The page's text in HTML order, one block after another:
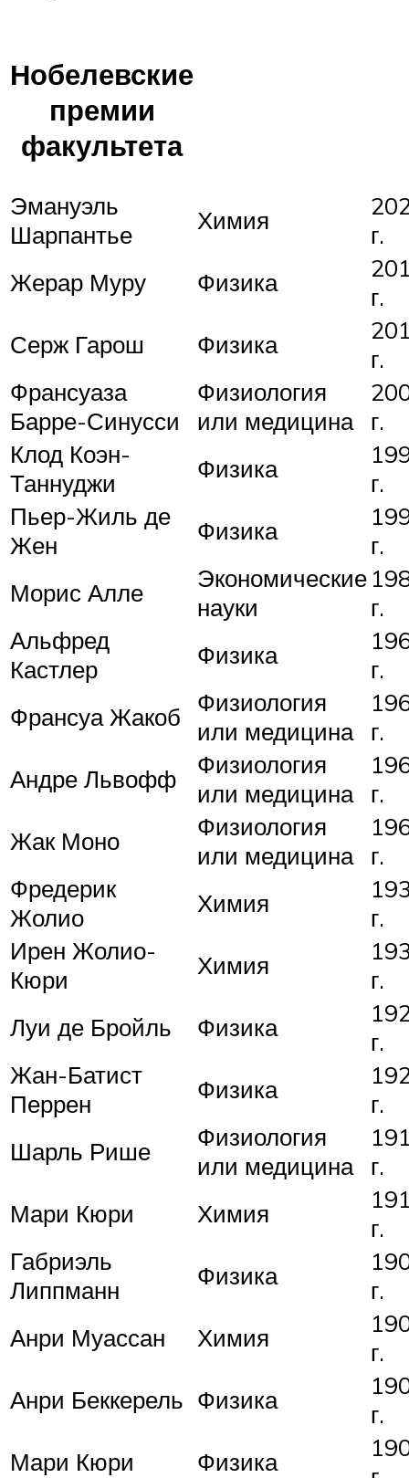
Нобелевские
премии
факультета
Эмануэль
Шарпантье
Химия
г.
Жерар Муру
Физика
г.
Серж Гарош
Физика
г.
Франсуаза
Барре-Синусси
Физиология
или медицина
г.
Клод Коэн-
Таннуджи
Физика
г.
Пьер-Жиль де
Жен
Физика
г.
Морис Алле
Экономические
науки
г.
Альфред
Кастлер
Физика
г.
Франсуа Жакоб
Физиология
или медицина
г.
Андре Львофф
Физиология
или медицина
г.
Жак Моно
Физиология
или медицина
г.
Фредерик
Жолио
Химия
г.
Ирен Жолио-
Кюри
Химия
г.
Луи де Бройль
Физика
г.
Жан-Батист
Перрен
Физика
г.
Шарль Рише
Физиология
или медицина
г.
Мари Кюри
Химия
г.
Габриэль
Липпманн
Физика
г.
Анри Муассан
Химия
г.
Анри Беккерель Физика
г.
Мари Кюри
Физика